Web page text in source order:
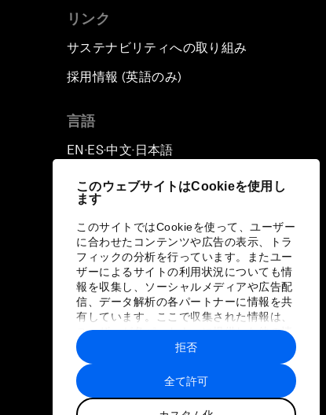
このウェブサイトはCookieを使用し
ます
このサイトではCookieを使って、ユーザー
に合わせたコンテンツや広告の表示、トラ
フィックの分析を行っています。またユー
ザーによるサイトの利用状況についても情
報を収集し、ソーシャルメディアや広告配
信、データ解析の各パートナーに情報を共
有しています。ここで収集された情報は、
ユーザーが各パートナーに提供した他の情
報や各パートナーのサービスを使用した際
に収集された情報と組み合わされ、各パー
トナーによって使用されることがありま
す。
全て許可
拒否
リンク
サステナビリティへの取り組み
採用情報 (英語のみ)
言語
EN ▪ES▪中文▪ 日本語